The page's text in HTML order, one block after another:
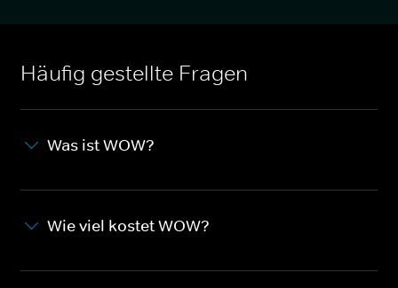
Häufig gestellte Fragen
Was ist WOW?
Wie viel kostet WOW?